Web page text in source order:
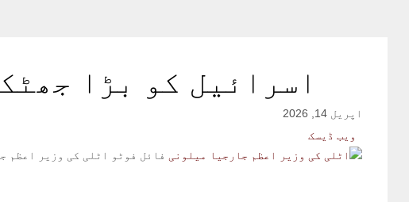
اسرائیل کو بڑا
اپریل 14, 2026
ویب ڈیسک
فائل فوٹو
اٹلی کی وزیر اعظم